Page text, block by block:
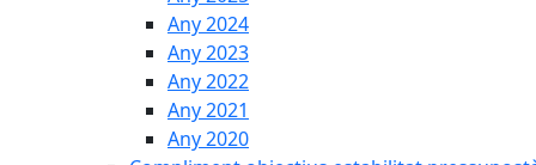
Any 2024
Any 2023
Any 2022
Any 2021
Any 2020